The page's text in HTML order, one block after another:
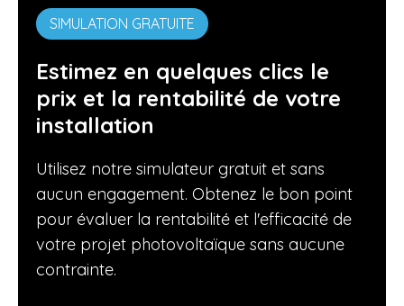
SIMULATION GRATUITE
Estimez en quelques clics le
prix et la rentabilité de votre
installation
Utilisez notre simulateur gratuit et sans
aucun engagement. Obtenez le bon point
pour évaluer la rentabilité et l'efficacité de
votre projet photovoltaïque sans aucune
contrainte.